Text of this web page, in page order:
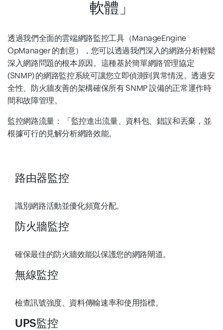
軟體」
透過我們全面的雲端網路監控工具（ManageEngine
OpManager 的創意），您可以透過我們深入的網路分析輕鬆
深入網路問題的根本原因。這種基於簡單網路管理協定
(SNMP) 的網路監控系統可讓您立即偵測到異常情況。透過安
全性、防火牆友善的架構確保所有 SNMP 設備的正常運作時
間和故障管理。
監控網路流量：
「監控進出流量、資料包、錯誤和丟棄，並
根據可行的見解分析網路效能。
路由器監控
識別網路活動並優化頻寬分配。
防火牆監控
確保最佳的防火牆效能以保護您的網路閘道。
無線監控
檢查訊號強度、資料傳輸速率和使用指標。
UPS監控